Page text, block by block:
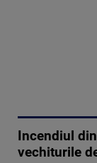
Incendiul
vechiturile